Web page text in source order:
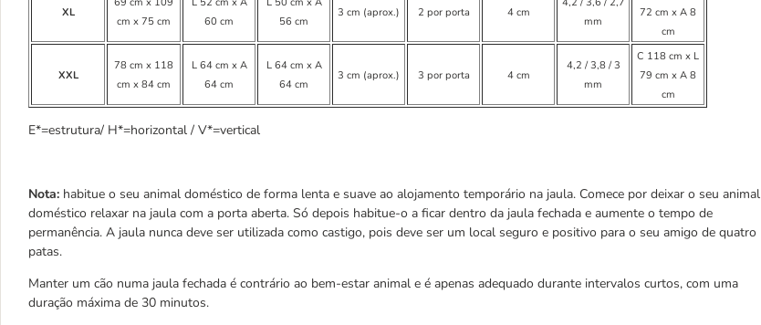
XL
cm x 75 cm
60 cm
56 cm
3 cm (aprox.) 2 por porta 4 cm
mm
72 cm x A 8
cm
XXL
78 cm x 118
cm x 84 cm
L 64 cm x A
64 cm
L 64 cm x A
64 cm
3 cm (aprox.) 3 por porta 4 cm
4,2 / 3,8 / 3
mm
C 118 cm x L
79 cm x A 8
cm
E*=estrutura/ H*=horizontal / V*=vertical
Nota: habitue o seu animal doméstico de forma lenta e suave ao alojamento temporário na jaula. Comece por deixar o seu animal
doméstico relaxar na jaula com a porta aberta. Só depois habitue-o a ficar dentro da jaula fechada e aumente o tempo de
permanência. A jaula nunca deve ser utilizada como castigo, pois deve ser um local seguro e positivo para o seu amigo de quatro
patas.
Manter um cão numa jaula fechada é contrário ao bem-estar animal e é apenas adequado durante intervalos curtos, com uma
duração máxima de 30 minutos.